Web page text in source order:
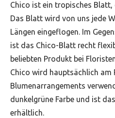
Chico ist ein tropisches
Das Blatt wird von uns jede
Längen eingeflogen. Im
ist das Chico-Blatt recht
beliebten Produkt bei
Chico wird hauptsächlich am
Blumenarrangements
dunkelgrüne Farbe und ist
erhältlich.